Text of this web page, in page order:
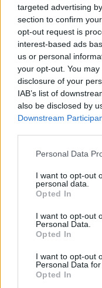
targeted advertising
section to confirm
opt-out request is
interest-based ads
us or personal
your opt-out. You
disclosure of your
IAB’s list of
also be disclosed by
Downstream
Please note that this
not limited to your
grant or deny
use your data for
consent section.
Personal Data
I want to opt-out
personal data.
Opted In
I want to opt-out
Personal Data.
Opted In
I want to opt-out
Personal Data
Opted In
JON
Estos jugadores son
Car (sanción).
Estos jugadores son
Gorrotxategi, Sergio
Posibles cambios en
también Aritz
cómo txuri-urdin.
doble pivote. Dudas
Barrenetxea es baja y
Girona. Es posible